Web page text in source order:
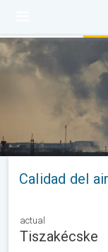
Calidad del
actual
Tiszakécske